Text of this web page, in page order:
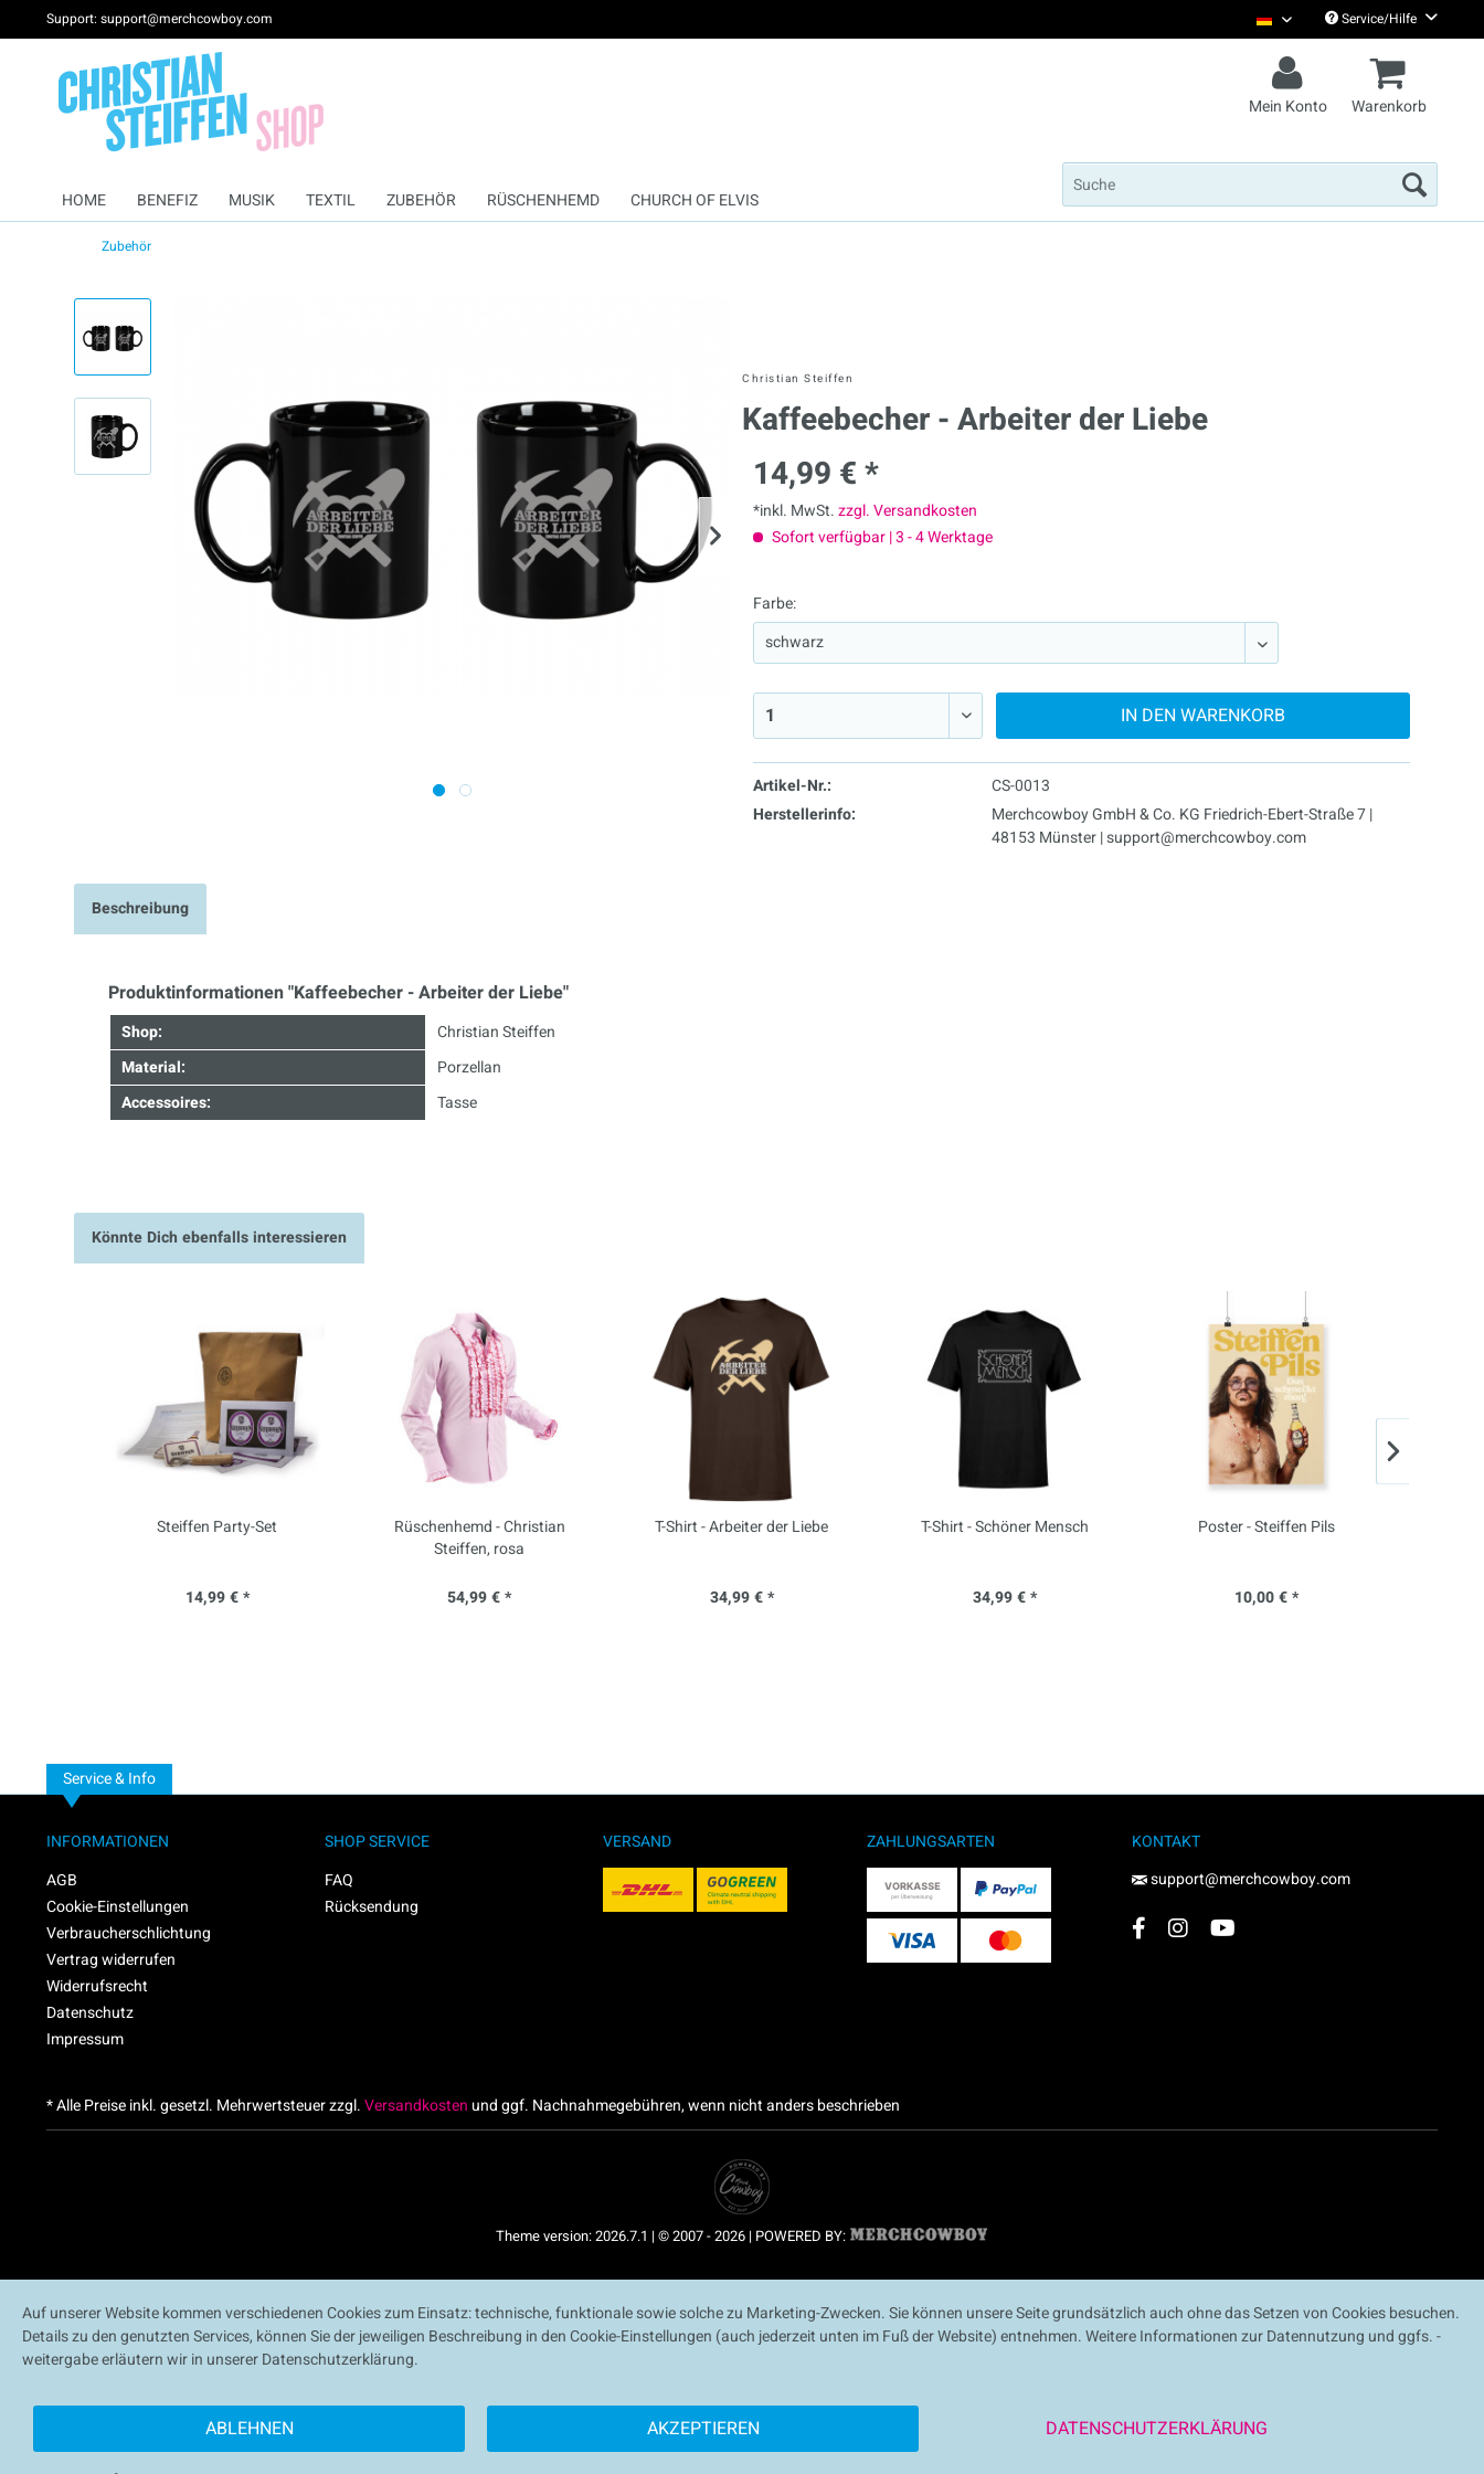
Support: support@merchcowboy.com Christian Steiffen Deutsch
Service/Hilfe
Mein Konto Warenkorb
HOME BENEFIZ MUSIK TEXTIL ZUBEHÖR RÜSCHENHEMD CHURCH OF ELVIS
Zubehör
Christian Steiffen
Kaffeebecher - Arbeiter der Liebe
14,99 € *
*inkl. MwSt.zzgl. Versandkosten
Sofort verfügbar | 3 - 4 Werktage
Farbe:
IN DEN WARENKORB
Artikel-Nr.:
CS-0013
Herstellerinfo:
Merchcowboy GmbH & Co. KG Friedrich-Ebert-Straße 7 |
48153 Münster | support@merchcowboy.com
Beschreibung
Produktinformationen "Kaffeebecher - Arbeiter der Liebe"
Shop:
Christian Steiffen
Material:
Porzellan
Accessoires:
Tasse
Könnte Dich ebenfalls interessieren
Steiffen Party-Set
14,99 € *
Rüschenhemd - Christian
Steiffen, rosa
54,99 € *
T-Shirt - Arbeiter der Liebe
34,99 € *
T-Shirt - Schöner Mensch
34,99 € *
Poster - Steiffen Pils
10,00 € *
Service & Info
INFORMATIONEN
AGB
Cookie-Einstellungen
Verbraucherschlichtung
Vertrag widerrufen
Widerrufsrecht
Datenschutz
Impressum
SHOP SERVICE
FAQ
Rücksendung
VERSAND ZAHLUNGSARTEN
KONTAKT
support@merchcowboy.com
* Alle Preise inkl. gesetzl. Mehrwertsteuer zzgl.Versandkosten und ggf. Nachnahmegebühren, wenn nicht anders beschrieben
Theme version: 2026.7.1 | © 2007 - 2026 | POWERED BY:
Auf unserer Website kommen verschiedenen Cookies zum Einsatz: technische, funktionale sowie solche zu Marketing-Zwecken. Sie können unsere Seite grundsätzlich auch ohne das Setzen von Cookies besuchen.
Details zu den genutzten Services, können Sie der jeweiligen Beschreibung in den Cookie-Einstellungen (auch jederzeit unten im Fuß der Website) entnehmen. Weitere Informationen zur Datennutzung und ggfs. -
weitergabe erläutern wir in unserer Datenschutzerklärung.
ABLEHNEN AKZEPTIEREN DATENSCHUTZERKLÄRUNG